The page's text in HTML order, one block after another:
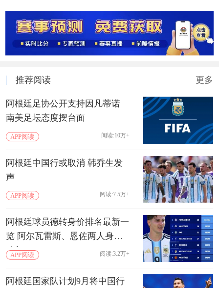
推荐阅读 更多
阿根廷足协公开支持因凡蒂诺
南美足坛态度摆台面
APP阅读 阅读:10万+
阿根廷中国行或取消 韩乔生发
声
APP阅读 阅读:7.5万+
阿根廷球员德转身价排名最新一
览 阿尔瓦雷斯、恩佐两人身价
破亿
APP阅读 阅读:3.2万+
阿根廷国家队计划9月将中国行